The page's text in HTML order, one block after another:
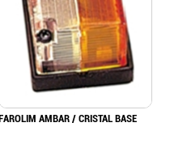
AMBAR / CRISTAL BASE